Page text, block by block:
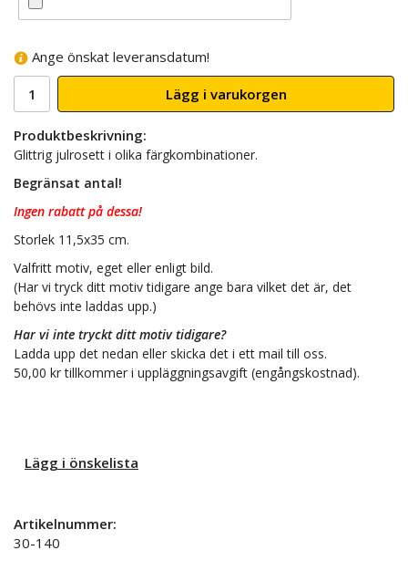
Ange önskat leveransdatum!
Lägg i varukorgen
Produktbeskrivning:
Glittrig julrosett i olika färgkombinationer.
Begränsat antal!
Ingen rabatt på dessa!
Storlek 11,5x35 cm.
Valfritt motiv, eget eller enligt bild.
(Har vi tryck ditt motiv tidigare ange bara vilket det är, det
behövs inte laddas upp.)
Har vi inte tryckt ditt motiv tidigare?
Ladda upp det nedan eller skicka det i ett mail till oss.
50,00 kr tillkommer i uppläggningsavgift (engångskostnad).
Lägg i önskelista
Artikelnummer:
30-140